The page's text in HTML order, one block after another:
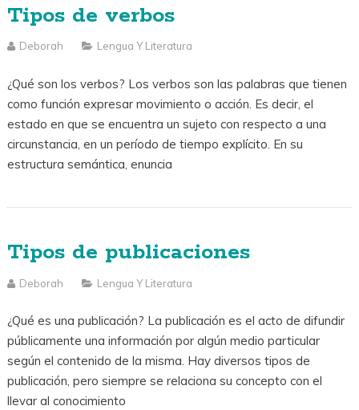
Tipos de verbos
Deborah Lengua Y Literatura
¿Qué son los verbos? Los verbos son las palabras que tienen
como función expresar movimiento o acción. Es decir, el
estado en que se encuentra un sujeto con respecto a una
circunstancia, en un período de tiempo explícito. En su
estructura semántica, enuncia
Tipos de publicaciones
Deborah Lengua Y Literatura
¿Qué es una publicación? La publicación es el acto de difundir
públicamente una información por algún medio particular
según el contenido de la misma. Hay diversos tipos de
publicación, pero siempre se relaciona su concepto con el
llevar al conocimiento